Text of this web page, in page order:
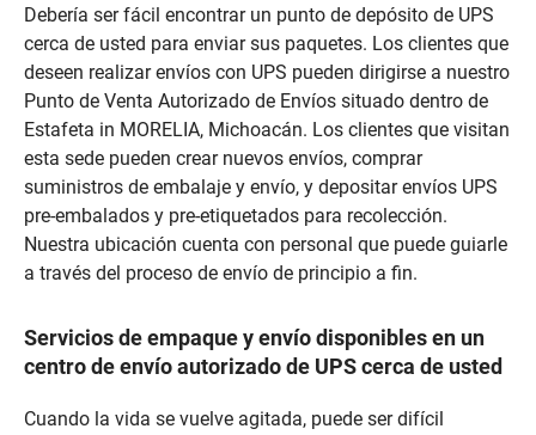
Debería ser fácil encontrar un punto de depósito de UPS
cerca de usted para enviar sus paquetes. Los clientes que
deseen realizar envíos con UPS pueden dirigirse a nuestro
Punto de Venta Autorizado de Envíos situado dentro de
Estafeta in MORELIA, Michoacán. Los clientes que visitan
esta sede pueden crear nuevos envíos, comprar
suministros de embalaje y envío, y depositar envíos UPS
pre-embalados y pre-etiquetados para recolección.
Nuestra ubicación cuenta con personal que puede guiarle
a través del proceso de envío de principio a fin.
Servicios de empaque y envío disponibles en un
centro de envío autorizado de UPS cerca de usted
Cuando la vida se vuelve agitada, puede ser difícil